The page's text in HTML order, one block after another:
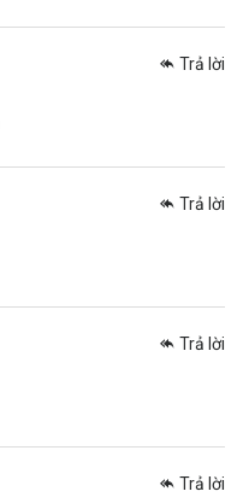
Trả lời
Trả lời
Trả lời
Trả lời